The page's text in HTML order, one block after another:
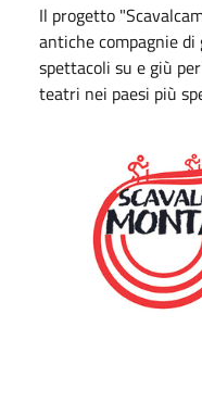
Il progetto
antiche compagnie
spettacoli su e giù
teatri nei paesi più